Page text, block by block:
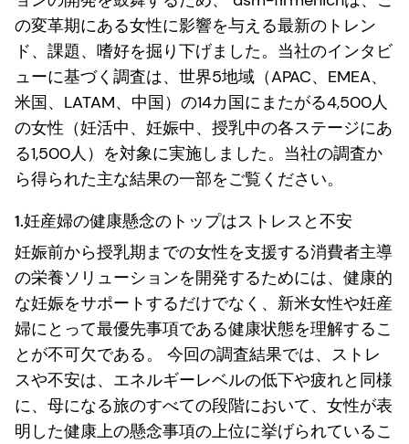
の変革期にある女性に影響を与える最新のトレン
ド、課題、嗜好を掘り下げました。当社のインタビ
ューに基づく調査は、世界5地域（APAC、EMEA、
米国、LATAM、中国）の14カ国にまたがる4,500人
の女性（妊活中、妊娠中、授乳中の各ステージにあ
る1,500人）を対象に実施しました。当社の調査か
ら得られた主な結果の一部をご覧ください。
1.妊産婦の健康懸念のトップはストレスと不安
妊娠前から授乳期までの女性を支援する消費者主導
の栄養ソリューションを開発するためには、健康的
な妊娠をサポートするだけでなく、新米女性や妊産
婦にとって最優先事項である健康状態を理解するこ
とが不可欠である。 今回の調査結果では、ストレ
スや不安は、エネルギーレベルの低下や疲れと同様
に、母になる旅のすべての段階において、女性が表
明した健康上の懸念事項の上位に挙げられているこ